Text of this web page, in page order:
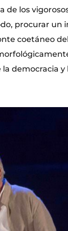
de los
procurar un
coetáneo
democracia